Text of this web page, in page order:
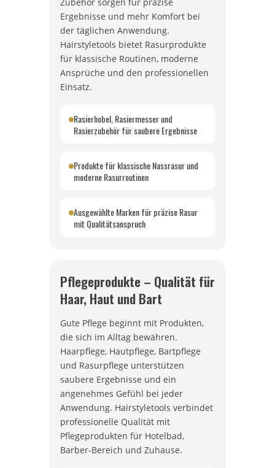
Ergebnisse und mehr Komfort bei
der täglichen Anwendung.
Hairstyletools bietet Rasurprodukte
für klassische Routinen, moderne
Ansprüche und den professionellen
Einsatz.
Rasierhobel, Rasiermesser und
Rasierzubehör für saubere Ergebnisse
Produkte für klassische Nassrasur und
moderne Rasurroutinen
Ausgewählte Marken für präzise Rasur
mit Qualitätsanspruch
Pflegeprodukte – Qualität für
Haar, Haut und Bart
Gute Pflege beginnt mit Produkten,
die sich im Alltag bewähren.
Haarpflege, Hautpflege, Bartpflege
und Rasurpflege unterstützen
saubere Ergebnisse und ein
angenehmes Gefühl bei jeder
Anwendung. Hairstyletools verbindet
professionelle Qualität mit
Pflegeprodukten für Hotelbad,
Barber-Bereich und Zuhause.